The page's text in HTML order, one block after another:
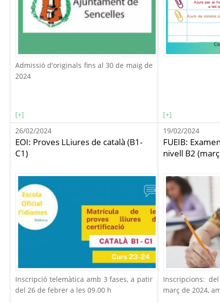
Admissió d'originals fins al 30 de maig de
2024
[+]
[+]
26/02/2024
EOI: Proves LLiures de català (B1-
C1)
Inscripció telemàtica amb 3 fases, a patir
del 26 de febrer a les 09.00 h
19/02/2024
FUEIB:
nivell B2
Inscripcions:
març de 2024,